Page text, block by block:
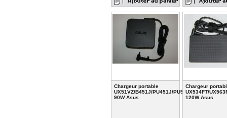
Chargeur portable
UX51VZ/B451J/PU451J/PU551J
90W Asus
Chargeur
UX534FT/
120W Asus